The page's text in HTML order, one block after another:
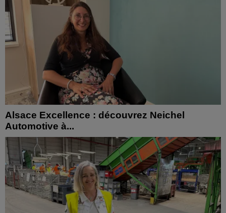
Alsace Excellence : découvrez Neichel
Automotive à...